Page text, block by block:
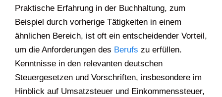
Praktische Erfahrung in der Buchhaltung, zum
Beispiel durch vorherige Tätigkeiten in einem
ähnlichen Bereich, ist oft ein entscheidender Vorteil,
um die Anforderungen des Berufs zu erfüllen.
Kenntnisse in den relevanten deutschen
Steuergesetzen und Vorschriften, insbesondere im
Hinblick auf Umsatzsteuer und Einkommenssteuer,